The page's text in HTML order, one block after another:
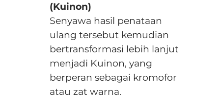
(Kuinon)
Senyawa hasil penataan
ulang tersebut kemudian
bertransformasi lebih lanjut
menjadi Kuinon, yang
berperan sebagai kromofor
atau zat warna.